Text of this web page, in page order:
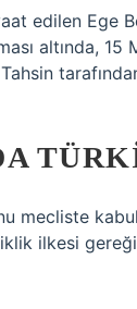
edilen Ege
altında, 15
mecliste
ilkesi